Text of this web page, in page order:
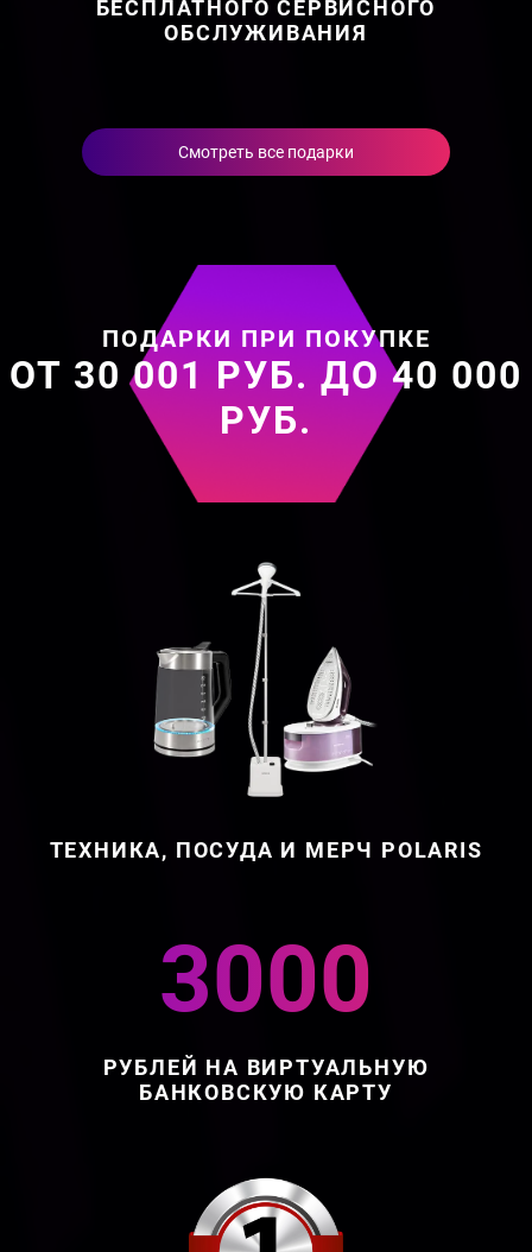
БЕСПЛАТНОГО СЕРВИСНОГО
ОБСЛУЖИВАНИЯ
Смотреть все подарки
ПОДАРКИ ПРИ ПОКУПКЕ
ОТ 30 001 РУБ. ДО 40 000
РУБ.
ТЕХНИКА, ПОСУДА И МЕРЧ POLARIS
3000
РУБЛЕЙ НА ВИРТУАЛЬНУЮ
БАНКОВСКУЮ КАРТУ